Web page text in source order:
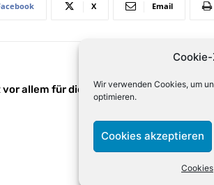
Wir verwenden Cookies, um
optimieren.
Cookies akzeptieren
Cookies
X Email
allem für die
Verband: